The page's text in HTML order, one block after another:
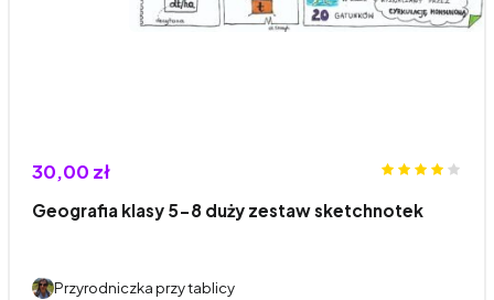
30,00 zł
Geografia klasy 5-8 duży zestaw sketchnotek
Przyrodniczka przy tablicy